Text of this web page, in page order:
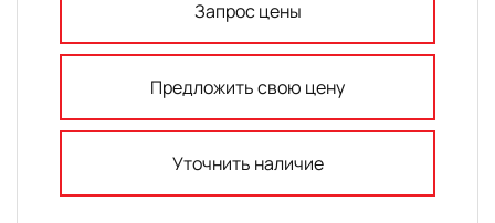
Запрос цены
Предложить свою цену
Уточнить наличие